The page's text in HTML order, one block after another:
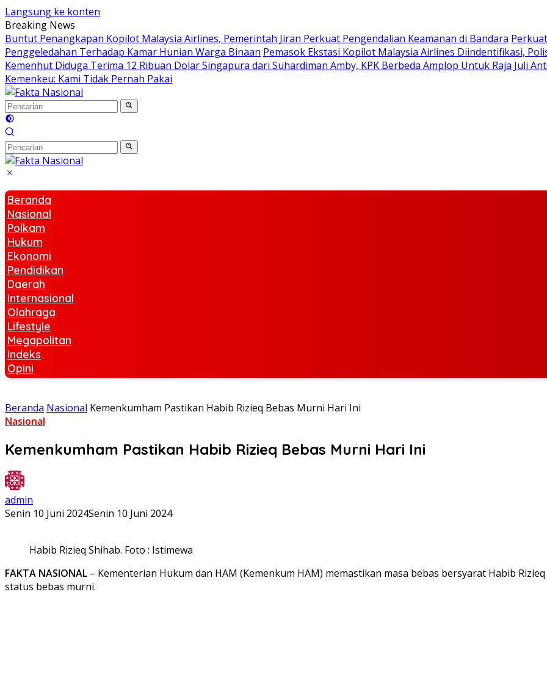
Langsung ke konten
Breaking News
Buntut Penangkapan Kopilot Malaysia Airlines, Pemerintah Jiran Perkuat Pengendalian Keamanan di Bandara
Penggeledahan Terhadap Kamar Hunian Warga Binaan Pemasok Ekstasi Kopilot Malaysia Airlines Diindentifikasi,
Kemenhut Diduga Terima 12 Ribuan Dolar Singapura dari Suhardiman Amby, KPK Berbeda Amplop Untuk Raja Juli
Kemenkeu: Kami Tidak Pernah Pakai
Beranda
Nasional
Polkam
Hukum
Ekonomi
Pendidikan
Daerah
Internasional
Olahraga
Lifestyle
Megapolitan
Indeks
Opini
Beranda Nasional Kemenkumham Pastikan Habib Rizieq Bebas Murni Hari Ini
Nasional
Kemenkumham Pastikan Habib Rizieq Bebas Murni Hari Ini
admin
Senin 10 Juni 2024Senin 10 Juni 2024
Habib Rizieq Shihab. Foto : Istimewa
FAKTA NASIONAL – Kementerian Hukum dan HAM (Kemenkum HAM) memastikan masa bebas bersyarat Habib
status bebas murni.